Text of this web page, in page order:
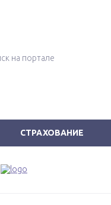
СТРАХОВАНИЕ